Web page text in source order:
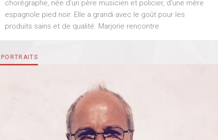
E
D
chorégraphe, née d’un père musicien et policier, d’une mère
espagnole pied noir. Elle a grandi avec le goût pour les
produits sains et de qualité. Marjorie rencontre
CATEGORIES
PORTRAITS